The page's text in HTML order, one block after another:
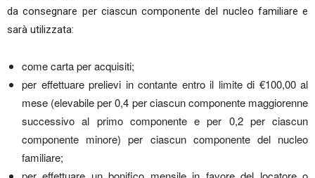
da consegnare per ciascun componente del nucleo familiare e
sarà utilizzata:
come carta per acquisiti;
per effettuare prelievi in contante entro il limite di €100,00 al
mese (elevabile per 0,4 per ciascun componente maggiorenne
successivo al primo componente e per 0,2 per ciascun
componente minore) per ciascun componente del nucleo
familiare;